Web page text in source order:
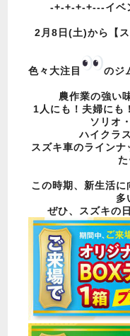
-+-+-+-+---イベ
2月8日(土)から【
色々大注目
のジ
農作業の強い
1人にも！夫婦にも
ソリオ
ハイクラ
スズキ車のライン
この時期、新生活
多
ぜひ、スズキの